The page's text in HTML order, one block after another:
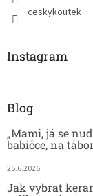
ceskykoutek
Instagram
Blog
„Mami, já se
babičce, na
25.6.2026
Jak vybrat